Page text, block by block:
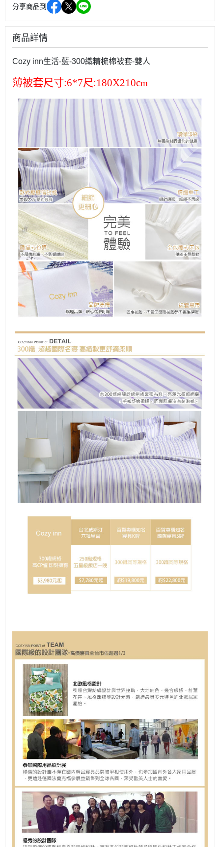
分享商品到
商品詳情
Cozy inn生活-藍-300織精梳棉被套-雙人
薄被套尺寸:6*7尺:180X210cm